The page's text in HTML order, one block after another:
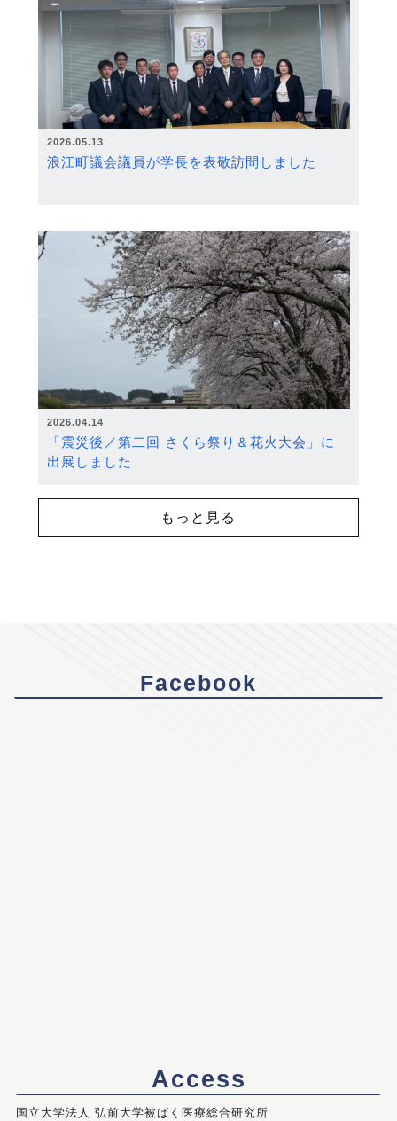
2026.05.13
浪江町議会議員が学長を表敬訪問しました
2026.04.14
「震災後／第二回 さくら祭り＆花火大会」に
出展しました
もっと見る
Facebook
Access
国立大学法人 弘前大学被ばく医療総合研究所